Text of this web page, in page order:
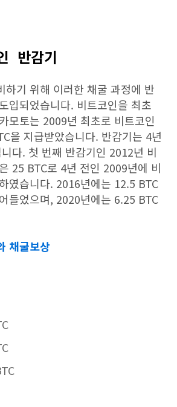
반감기
하기 위해 이러한 채굴 과정에 반
입되었습니다. 비트코인을 최초
모토는 2009년 최초로 비트코인
을 지급받았습니다. 반감기는 4년
다. 첫 번째 반감기인 2012년 비
25 BTC로 4년 전인 2009년에 비
였습니다. 2016년에는 12.5 BTC
들었으며, 2020년에는 6.25 BTC
채굴보상